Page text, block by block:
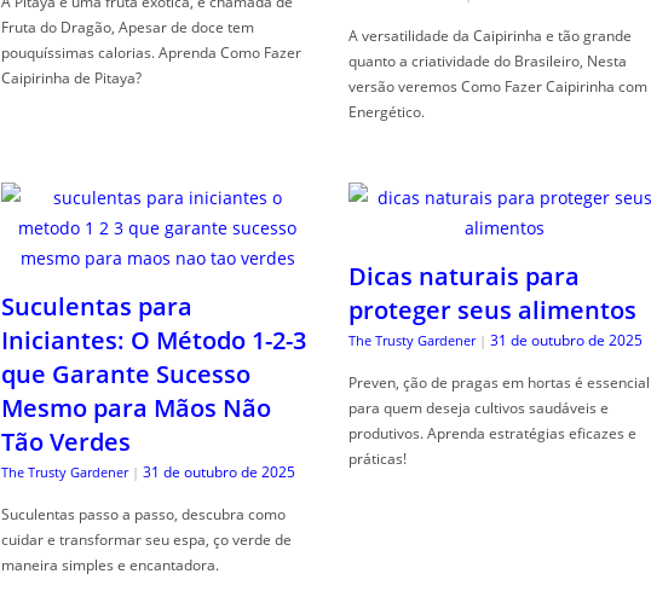
Fruta do Dragão, Apesar de doce tem
pouquíssimas calorias. Aprenda Como Fazer
Caipirinha de Pitaya?
A versatilidade da Caipirinha e tão grande
quanto a criatividade do Brasileiro, Nesta
versão veremos Como Fazer Caipirinha com
Energético.
Suculentas para
Iniciantes: O Método 1-2-3
que Garante Sucesso
Mesmo para Mãos Não
Tão Verdes
The Trusty Gardener | 31 de outubro de 2025
Suculentas passo a passo, descubra como
cuidar e transformar seu espa, ço verde de
maneira simples e encantadora.
Dicas naturais para
proteger seus alimentos
The Trusty Gardener | 31 de outubro de 2025
Preven, ção de pragas em hortas é essencial
para quem deseja cultivos saudáveis e
produtivos. Aprenda estratégias eficazes e
práticas!